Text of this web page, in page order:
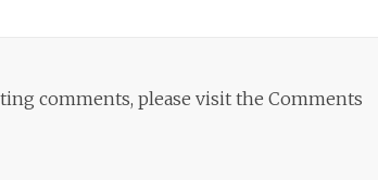
comments, please visit the Comments